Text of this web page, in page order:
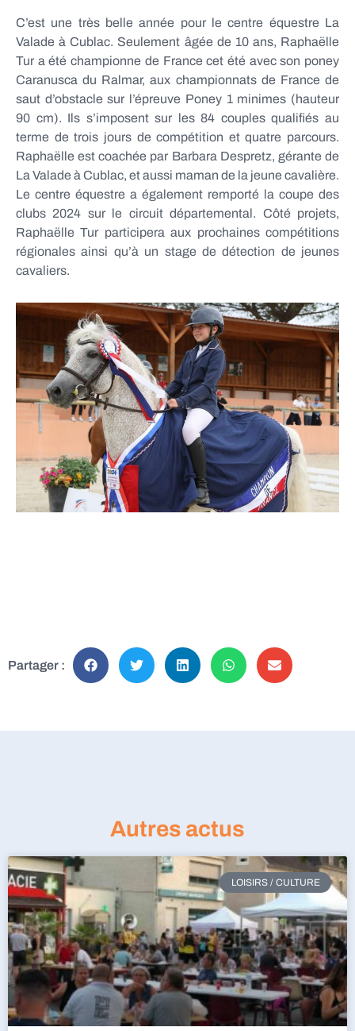
C’est une très belle année pour le centre équestre La
Valade à Cublac. Seulement âgée de 10 ans, Raphaëlle
Tur a été championne de France cet été avec son poney
Caranusca du Ralmar, aux championnats de France de
saut d’obstacle sur l’épreuve Poney 1 minimes (hauteur
90 cm). Ils s’imposent sur les 84 couples qualifiés au
terme de trois jours de compétition et quatre parcours.
Raphaëlle est coachée par Barbara Despretz, gérante de
La Valade à Cublac, et aussi maman de la jeune cavalière.
Le centre équestre a également remporté la coupe des
clubs 2024 sur le circuit départemental. Côté projets,
Raphaëlle Tur participera aux prochaines compétitions
régionales ainsi qu’à un stage de détection de jeunes
cavaliers.
Partager :
Autres actus
LOISIRS / CULTURE